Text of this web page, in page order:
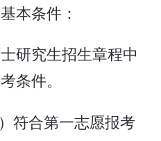
本条件：
研究生招生章程中
条件。
符合第一志愿报考